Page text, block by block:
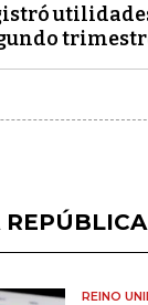
REPÚBLICA
REINO